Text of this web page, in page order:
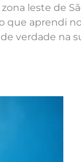
leste de
que aprendi
verdade na